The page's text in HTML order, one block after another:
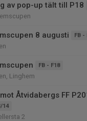
av pop-up tält till P18
8 augusti FB -
FB - F18
Linghem
Åtvidabergs FF
14
2